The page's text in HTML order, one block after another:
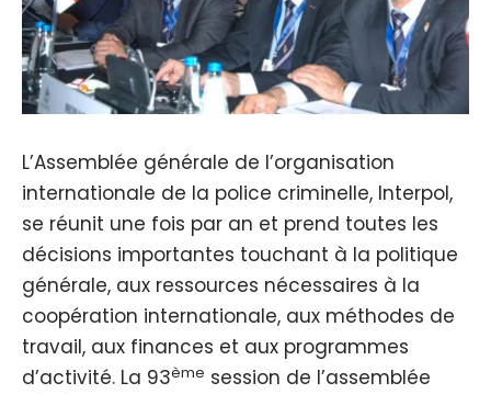
L’Assemblée générale de l’organisation
internationale de la police criminelle, Interpol,
se réunit une fois par an et prend toutes les
décisions importantes touchant à la politique
générale, aux ressources nécessaires à la
coopération internationale, aux méthodes de
travail, aux finances et aux programmes
d’activité. La 93ème session de l’assemblée